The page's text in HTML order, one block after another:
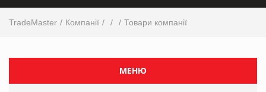
TradeMaster Компанії Товари компанії
МЕНЮ